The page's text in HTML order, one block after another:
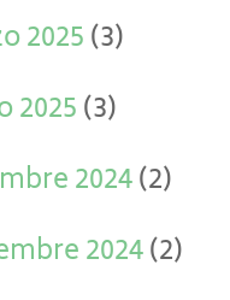
2025(3)
2025(3)
2024(2)
2024(2)